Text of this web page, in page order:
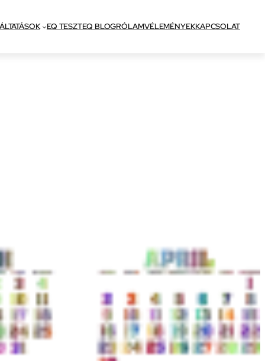
EQ TESZTEQ BLOGRÓLAMVÉLEMÉNYEKKAPCSOLAT